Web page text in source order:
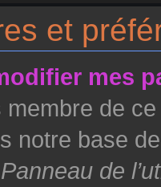
et
mes
membre de
notre base
Panneau de